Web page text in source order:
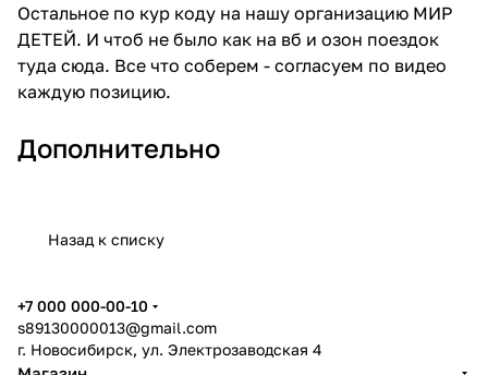
Остальное по кур коду на нашу организацию МИР
ДЕТЕЙ. И чтоб не было как на вб и озон поездок
туда сюда. Все что соберем - согласуем по видео
каждую позицию.
Дополнительно
Назад к списку
+7 000 000-00-10
s89130000013@gmail.com
г. Новосибирск, ул. Электрозаводская 4